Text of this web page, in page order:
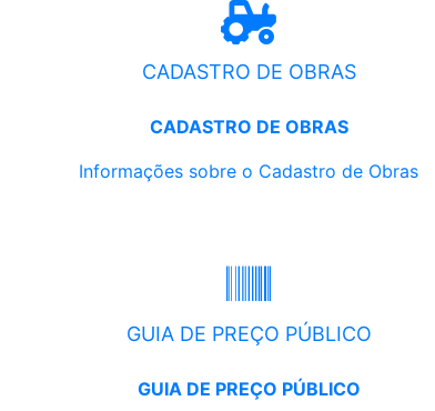
CADASTRO DE OBRAS
CADASTRO DE OBRAS
Informações sobre o Cadastro de Obras
GUIA DE PREÇO PÚBLICO
GUIA DE PREÇO PÚBLICO